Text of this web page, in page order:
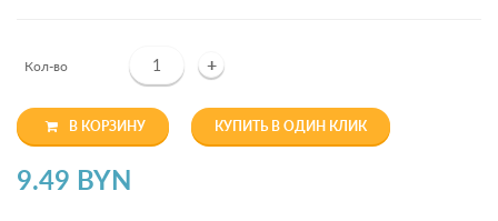
Кол-во +
В КОРЗИНУ КУПИТЬ В ОДИН КЛИК
9.49 BYN